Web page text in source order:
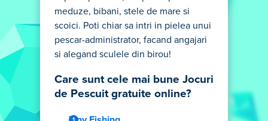
meduze, bibani, stele de mare si
scoici. Poti chiar sa intri in pielea unui
pescar-administrator, facand angajari
si alegand sculele din birou!
Care sunt cele mai bune Jocuri
de Pescuit gratuite online?